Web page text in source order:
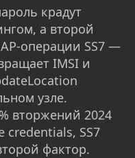
крадут
а второй
операции SS7 —
IMSI и
узле.
вторжений 2024
credentials, SS7
фактор.